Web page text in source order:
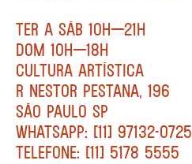
TER A SÁB 10H—21H
DOM 10H—18H
CULTURA ARTÍSTICA
R NESTOR PESTANA, 196
SÃO PAULO SP
WHATSAPP: [11] 97132-0725
TELEFONE: [11] 5178 5555